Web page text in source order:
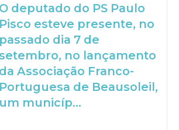
O deputado do PS Paulo
Pisco esteve presente, no
passado dia 7 de
setembro, no lançamento
da Associação Franco-
Portuguesa de Beausoleil,
um municíp...